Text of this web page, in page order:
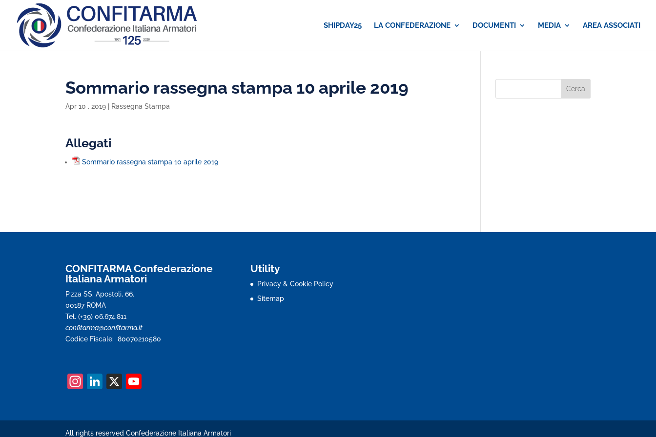
SHIPDAY25 LA CONFEDERAZIONE DOCUMENTI MEDIA AREA ASSOCIATI
Sommario rassegna stampa 10 aprile 2019
Apr 10 , 2019 Rassegna Stampa
Allegati
Sommario rassegna stampa 10 aprile 2019
CONFITARMA Confederazione
Italiana Armatori
P.zza SS. Apostoli, 66.
00187 ROMA
Tel. (+39) 06.674.811
confitarma@confitarma.it
Codice Fiscale: 80070210580
In
gr
Li
e
X
T
Utility
Privacy & Cookie Policy
Sitemap
All rights reserved Confederazione Italiana Armatori